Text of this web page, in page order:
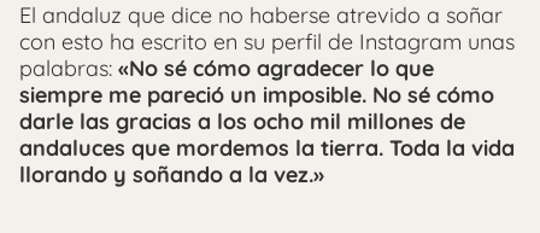
El andaluz que dice no haberse atrevido a soñar
con esto ha escrito en su perfil de Instagram unas
palabras: «No sé cómo agradecer lo que
siempre me pareció un imposible. No sé cómo
darle las gracias a los ocho mil millones de
andaluces que mordemos la tierra. Toda la vida
llorando y soñando a la vez.»